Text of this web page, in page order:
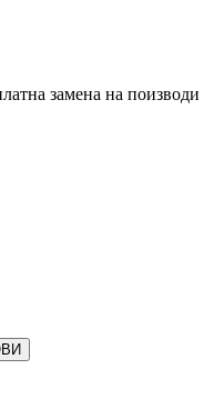
замена на поизводи